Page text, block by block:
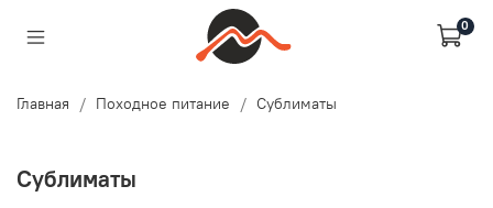
0
Главная Походное питание Сублиматы
Сублиматы